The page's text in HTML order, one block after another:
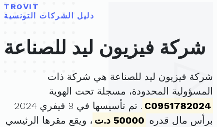
TROVIT
دليل الشركات التونسية
شركة فيزيون ليد للصناعة
شركة فيزيون ليد للصناعة هي شركة ذات
المسؤولية المحدودة، مسجلة تحت الهوية
C0951782024
. تم تأسيسها في 9 فيفري 2024
برأس مال قدره 50000 د.ت
، ويقع مقرها الرئيسي